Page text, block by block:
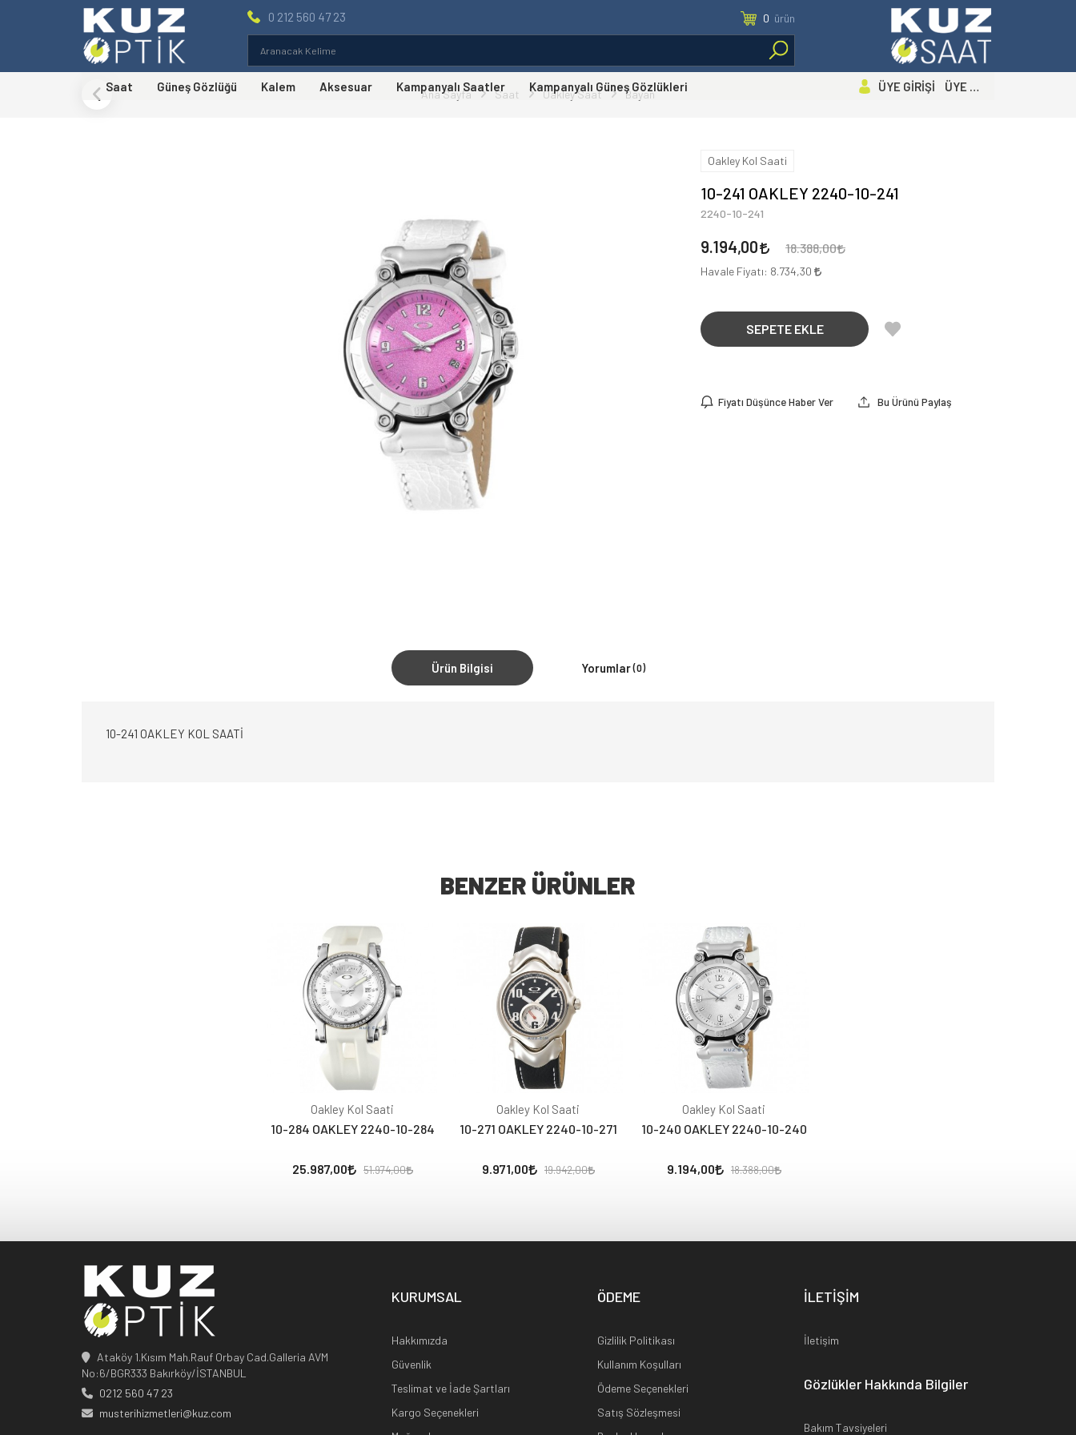
0 212 560 47 23 0 ürün
Saat Güneş Gözlüğü Kalem Aksesuar Kampanyalı Saatler Kampanyalı Güneş Gözlükleri ÜYE GİRİŞİ ÜYE OL
Ana Sayfa Saat Oakley Saat Bayan
Oakley Kol Saati
10-241 OAKLEY 2240-10-241
2240-10-241
9.194,00 18.388,00
Havale Fiyatı: 8.734,30
SEPETE EKLE
Fiyatı Düşünce Haber Ver Bu Ürünü Paylaş
Ürün Bilgisi Yorumlar(0)
10-241 OAKLEY KOL SAATİ
BENZER ÜRÜNLER
Oakley Kol Saati
10-284 OAKLEY 2240-10-284
25.987,00 51.974,00
Oakley Kol Saati
10-271 OAKLEY 2240-10-271
9.971,00 19.942,00
Oakley Kol Saati
10-240 OAKLEY 2240-10-240
9.194,00 18.388,00
Ataköy 1.Kısım Mah.Rauf Orbay Cad.Galleria AVM
No:6/BGR333 Bakırköy/İSTANBUL
0212 560 47 23
musterihizmetleri@kuz.com
KURUMSAL
Hakkımızda
Güvenlik
Teslimat ve İade Şartları
Kargo Seçenekleri
ÖDEME
Gizlilik Politikası
Kullanım Koşulları
Ödeme Seçenekleri
Satış Sözleşmesi
İLETİŞİM
İletişim
Gözlükler Hakkında Bilgiler
Bakım Tavsiyeleri